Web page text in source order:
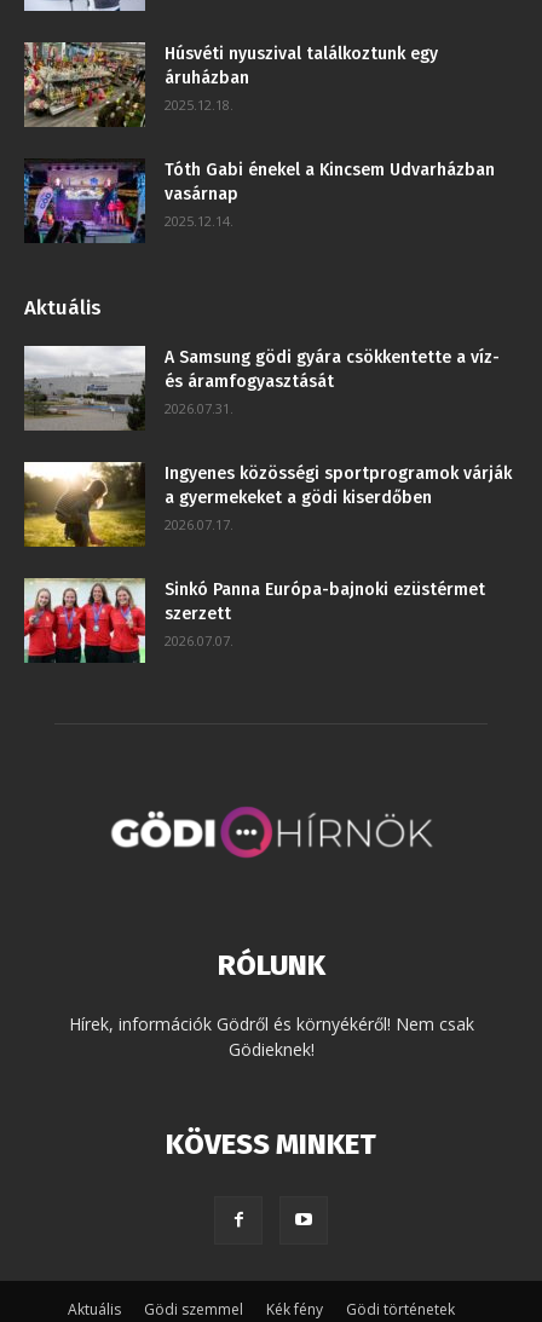
Húsvéti nyuszival találkoztunk egy
áruházban
2025.12.18.
Tóth Gabi énekel a Kincsem Udvarházban
vasárnap
2025.12.14.
Aktuális
A Samsung gödi gyára csökkentette a víz-
és áramfogyasztását
2026.07.31.
Ingyenes közösségi sportprogramok várják
a gyermekeket a gödi kiserdőben
2026.07.17.
Sinkó Panna Európa-bajnoki ezüstérmet
szerzett
2026.07.07.
RÓLUNK
Hírek, információk Gödről és környékéről! Nem csak
Gödieknek!
KÖVESS MINKET
Aktuális Gödi szemmel Kék fény Gödi történetek